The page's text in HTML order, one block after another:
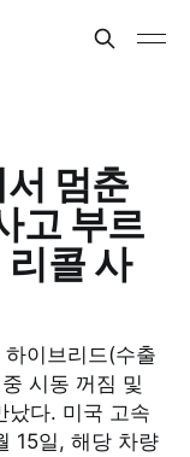
멈춘
고 부르
리콜 사
이브리드(수출
시동 꺼짐 및
났다. 미국 고속
15일, 해당 차량